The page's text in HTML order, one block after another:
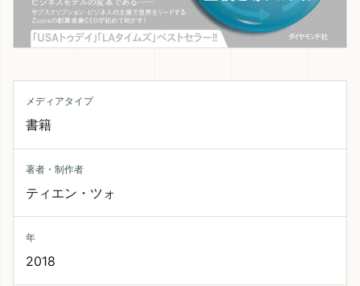
メディアタイプ
書籍
著者・制作者
ティエン・ツォ
年
2018